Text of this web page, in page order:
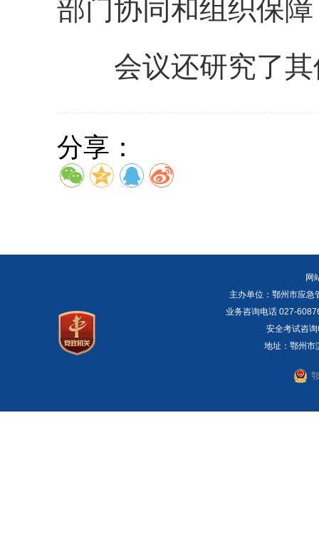
部门协同和组织保
会议还研究了其
分享：
网
主办单位：鄂州市应
业务咨询电话 027-
安全考试咨
地址：鄂州市